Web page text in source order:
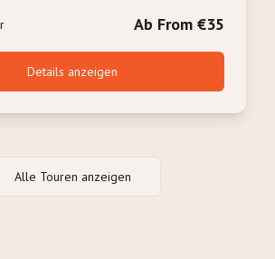
Ab From €35
Details anzeigen
Alle Touren anzeigen